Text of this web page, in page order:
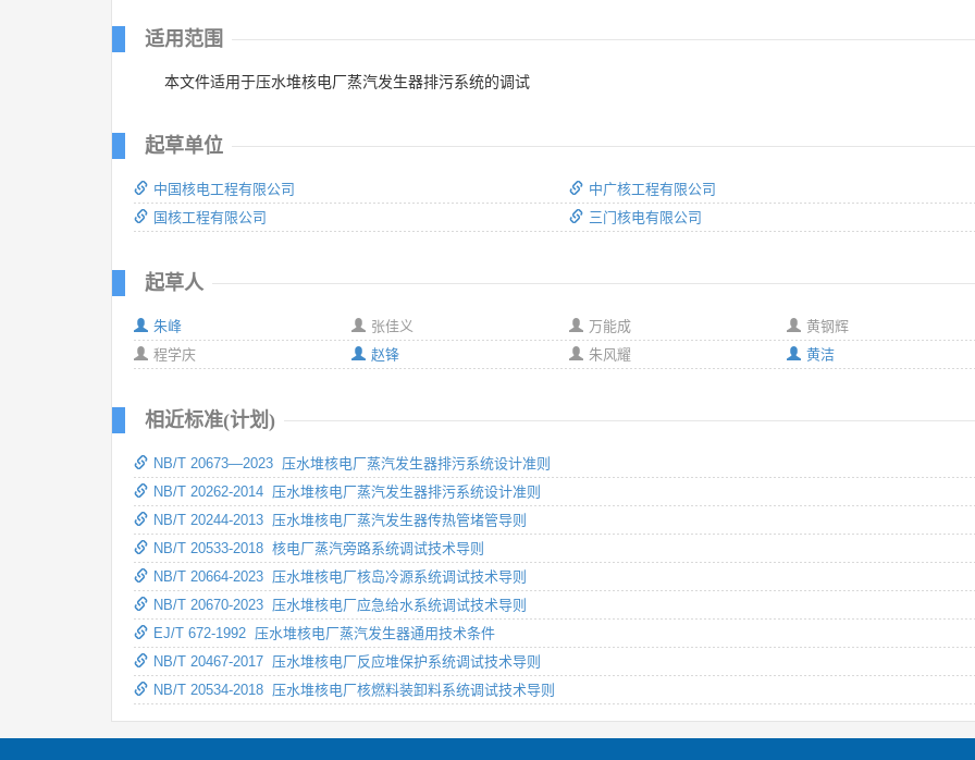
适用范围
本文件适用于压水堆核电厂蒸汽发生器排污系统的调试
起草单位
中国核电工程有限公司
国核工程有限公司
中广核工程有限公司
三门核电有限公司
起草人
朱峰
张佳义
程学庆
赵锋
万能成
黄钢辉
朱风耀
黄洁
相近标准(计划)
NB/T 20673—2023 压水堆核电厂蒸汽发生器排污系统设计准则
NB/T 20262-2014 压水堆核电厂蒸汽发生器排污系统设计准则
NB/T 20244-2013 压水堆核电厂蒸汽发生器传热管堵管导则
NB/T 20533-2018 核电厂蒸汽旁路系统调试技术导则
NB/T 20664-2023 压水堆核电厂核岛冷源系统调试技术导则
NB/T 20670-2023 压水堆核电厂应急给水系统调试技术导则
EJ/T 672-1992 压水堆核电厂蒸汽发生器通用技术条件
NB/T 20467-2017 压水堆核电厂反应堆保护系统调试技术导则
NB/T 20534-2018 压水堆核电厂核燃料装卸料系统调试技术导则